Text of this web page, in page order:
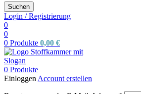
Suchen
Login / Registrierung
0
0
0 Produkte 0,00 €
0 Produkte
Einloggen Account erstellen